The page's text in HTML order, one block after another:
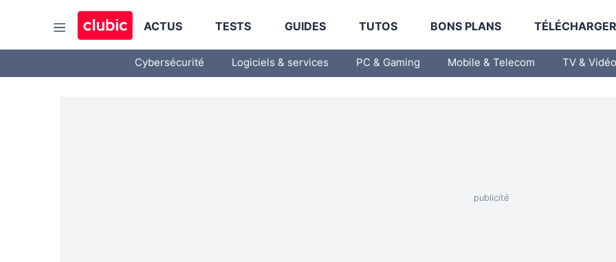
ACTUS TESTS GUIDES TUTOS BONS PLANS
Cybersécurité Logiciels & services PC & Gaming Mobile & Telecom TV & Vidéo